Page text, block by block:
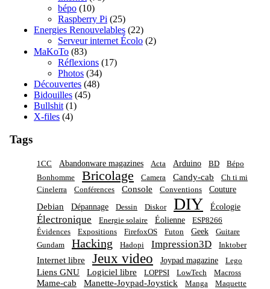
bépo (10)
Raspberry Pi (25)
Energies Renouvelables (22)
Serveur internet Écolo (2)
MaKoTo (83)
Réflexions (17)
Photos (34)
Découvertes (48)
Bidouilles (45)
Bullshit (1)
X-files (4)
Tags
1CC Abandonware magazines Acta Arduino BD
Bépo
Bonhomme
Bricolage Camera Candy-cab
Ch ti mi
Cinelerra
Conférences Console Conventions Couture
Debian Dépannage Dessin Diskor DIY Écologie
Électronique Energie solaire Éolienne
ESP8266
Évidences
Expositions FirefoxOS Futon Geek
Guitare
Gundam
Hacking Hadopi Impression3D Inktober
Internet libre Jeux video Joypad magazine Lego
Liens GNU Logiciel libre LOPPSI LowTech Macross
Mame-cab Manette-Joypad-Joystick Manga Maquette